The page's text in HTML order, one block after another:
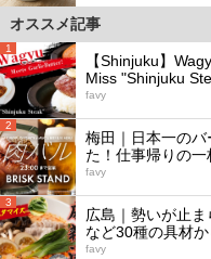
オススメ記事
1
【Shinjuku】
Miss "Shinjuku
favy
2
梅田｜日本一の
た！仕事帰りの一
favy
3
広島｜勢いが止
など30種の具材か
favy